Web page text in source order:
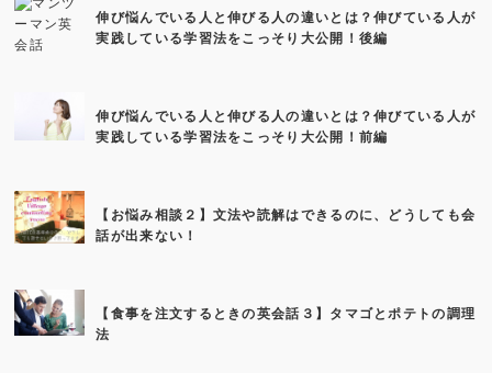
伸び悩んでいる人と伸びる人の違いとは？伸びている人が
実践している学習法をこっそり大公開！後編
伸び悩んでいる人と伸びる人の違いとは？伸びている人が
実践している学習法をこっそり大公開！前編
【お悩み相談２】文法や読解はできるのに、どうしても会
話が出来ない！
【食事を注文するときの英会話３】タマゴとポテトの調理
法